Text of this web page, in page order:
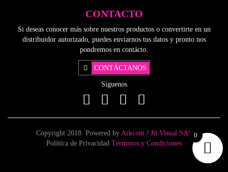
CONTACTO
Si deseas conocer más sobre nuestros productos o convertirte en un
distribuidor autorizado, puedes enviarnos tus datos y pronto nos
pondremos en contácto.
CONTÁCTANOS
Síguenos
Copyright 2018. Powered by Arkcom / Jil Visual SAS
Política de Privacidad Términos y Condiciones
0